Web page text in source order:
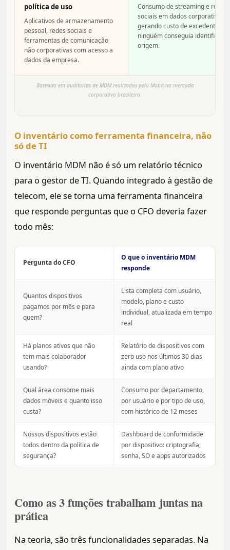
política de uso
Aplicativos de armazenamento
pessoal, redes sociais e
ferramentas de comunicação
não corporativas com acesso a
dados da empresa.
Consumo de streaming e redes
sociais em dados corporativos,
gerando custo de excedente
ninguém conseguia identificar a
origem.
Baseado em auditorias de MDM realizadas pela Mobit no mercado
corporativo brasileiro.
O inventário como ferramenta financeira, não
só de TI
O inventário MDM não é só um relatório técnico
para o gestor de TI. Quando integrado à gestão de
telecom, ele se torna uma ferramenta financeira
que responde perguntas que o CFO deveria fazer
todo mês:
Pergunta do CFO
O que o inventário MDM
responde
Quantos dispositivos
pagamos por mês e para
quem?
Lista completa com usuário,
modelo, plano e custo
individual, atualizada em tempo
real
Há planos ativos que não
tem mais colaborador
usando?
Relatório de dispositivos com
zero uso nos últimos 30 dias
ainda com plano ativo
Qual área consome mais
dados móveis e quanto isso
custa?
Consumo por departamento,
por usuário e por tipo de uso,
com histórico de 12 meses
Nossos dispositivos estão
todos dentro da política de
segurança?
Dashboard de conformidade
por dispositivo: criptografia,
senha, SO e apps autorizados
Como as 3 funções trabalham juntas na
prática
Na teoria, são três funcionalidades separadas. Na